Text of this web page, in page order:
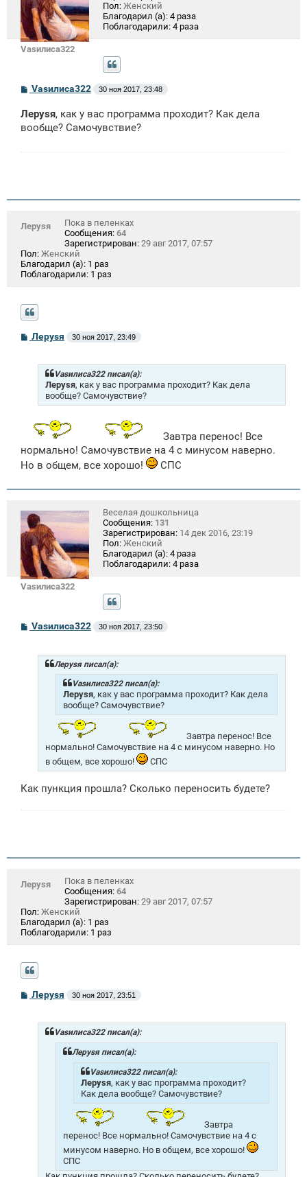
Vasилиса322
Пол: Женский
Благодарил (а): 4 раза
Поблагодарили: 4 раза
С
о
б
щ
Vasилиса322 30 ноя 2017, 23:48
Лeрysя, как у вас программа проходит? Как дела
вообще? Самочувствие?
Лeрysя
Пока в пеленках
Сообщения: 64
Зарегистрирован: 29 авг 2017, 07:57
Пол: Женский
Благодарил (а): 1 раз
Поблагодарили: 1 раз
С
о
Лeрysя 30 ноя 2017, 23:49
Vasилиса322 писал(а):
Лeрysя, как у вас программа проходит? Как дела
вообще? Самочувствие?
Завтра перенос! Все
нормально! Самочувствие на 4 с минусом наверно.
Но в общем, все хорошо!
СПС
Vasилиса322
Веселая дошкольница
Сообщения: 131
Зарегистрирован: 14 дек 2016, 23:19
Пол: Женский
Благодарил (а): 4 раза
Поблагодарили: 4 раза
С
о
Vasилиса322 30 ноя 2017, 23:50
Лeрysя писал(а):
Vasилиса322 писал(а):
Лeрysя, как у вас программа проходит? Как дела
вообще? Самочувствие?
Завтра перенос! Все
нормально! Самочувствие на 4 с минусом наверно. Но
в общем, все хорошо!
СПС
Как пункция прошла? Сколько переносить будете?
Лeрysя
Пока в пеленках
Сообщения: 64
Зарегистрирован: 29 авг 2017, 07:57
Пол: Женский
Благодарил (а): 1 раз
Поблагодарили: 1 раз
С
о
Лeрysя 30 ноя 2017, 23:51
Vasилиса322 писал(а):
Лeрysя писал(а):
Vasилиса322 писал(а):
Лeрysя, как у вас программа проходит?
Как дела вообще? Самочувствие?
Завтра
перенос! Все нормально! Самочувствие на 4 с
минусом наверно. Но в общем, все хорошо!
СПС